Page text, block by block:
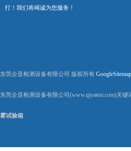
打！我们将竭诚为您服务！
东莞企亚检测设备有限公司 版权所有 GoogleSitemap
东莞企亚检测设备有限公司(www.qiyatest.com)关键
雾试验箱